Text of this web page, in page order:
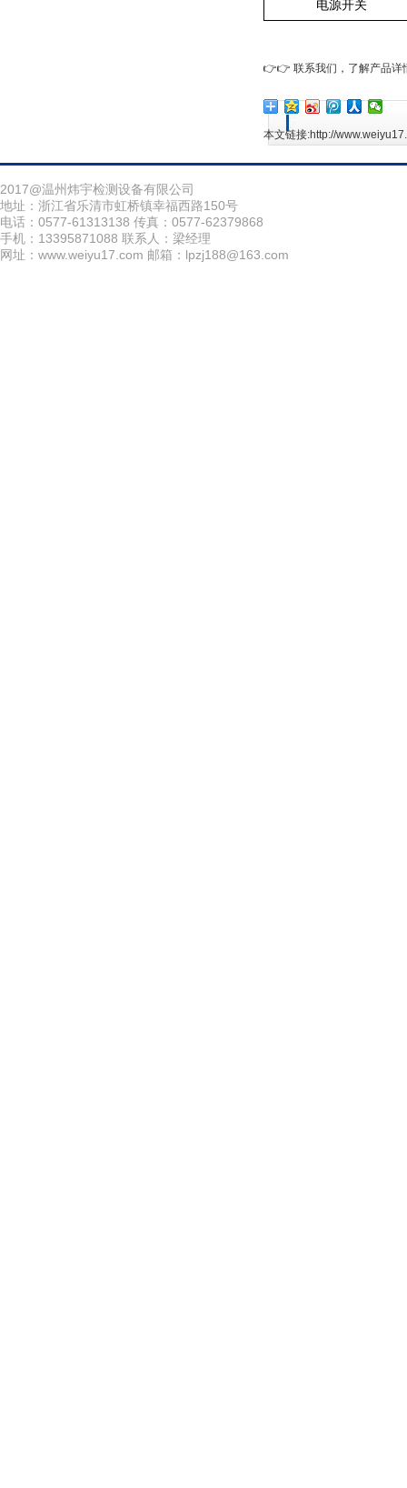
电源开关
👉👉 联系我们，了解产品详
本文链接:http://
点击次数：107更新时间：
2017@温州炜宇检测设备有限公司
地址：浙江省乐清市虹桥镇幸福西路150号
电话：0577-61313138 传真：0577-62379868
手机：13395871088 联系人：梁经理
网址：www.weiyu17.com 邮箱：lpzj188@163.com